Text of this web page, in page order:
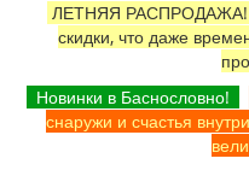
ЛЕТНЯЯ РАСПРОДАЖА!
скидки, что даже
Новинки в Баснословно!
снаружи и счастья